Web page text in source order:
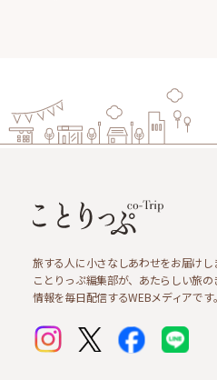
旅する人に小さなしあわせをお届けし
ことりっぷ編集部が、あたらしい旅の
情報を毎日配信するWEBメディアです。